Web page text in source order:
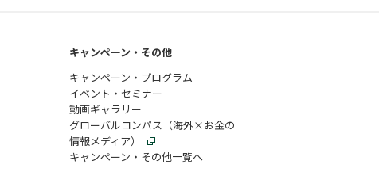
キャンペーン・その他
キャンペーン・プログラム
イベント・セミナー
動画ギャラリー
グローバルコンパス（海外×お金の
情報メディア）
キャンペーン・その他一覧へ